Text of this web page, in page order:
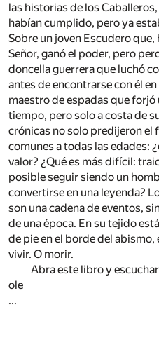
las historias de los
habían cumplido, pero ya
Sobre un joven Escudero
Señor, ganó el poder, pero
doncella guerrera que luchó
antes de encontrarse con él
maestro de espadas que forjó
tiempo, pero solo a costa de
crónicas no solo predijeron
comunes a todas las edades:
valor? ¿Qué es más difícil:
posible seguir siendo un
convertirse en una leyenda?
son una cadena de eventos,
de una época. En su tejido
de pie en el borde del
vivir. O morir.
Abra este libro y
ole
...